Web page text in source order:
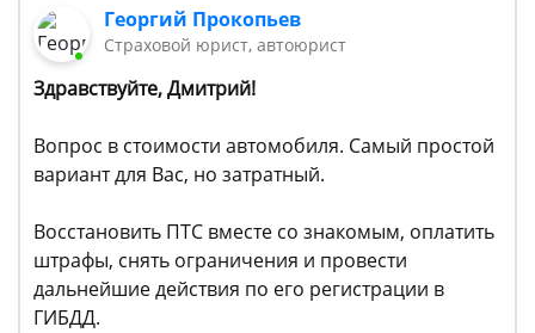
Георгий Прокопьев
Страховой юрист, автоюрист
Здравствуйте, Дмитрий!
Вопрос в стоимости автомобиля. Самый простой
вариант для Вас, но затратный.
Восстановить ПТС вместе со знакомым, оплатить
штрафы, снять ограничения и провести
дальнейшие действия по его регистрации в
ГИБДД.